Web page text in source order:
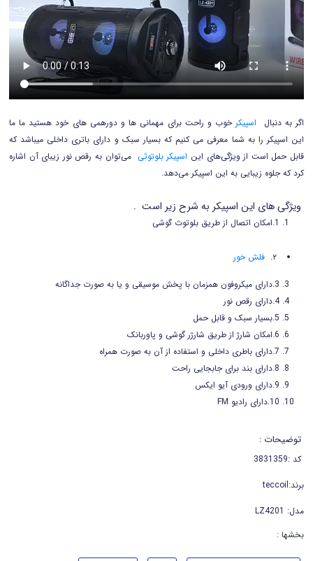
اگر به دنبال اسپیکرخوب و راحت برای مهمانی ها و دورهمی های خود هستید ما ما
این اسپیکر را به شما معرفی می کنیم که بسیار سبک و دارای باتری داخلی میباشد که
قابل حمل است از ویژگی‌های این اسپیکر بلوتوثی می‌توان به رقص نور زیبای آن اشاره
کرد که جلوه زیبایی به این اسپیکر می‌دهد.
ویژگی های این اسپیکر به شرح زیر است .
1.امکان اتصال از طریق بلوتوث گوشی
فلش خور
3.دارای میکروفون همزمان با پخش موسیقی و یا به صورت جداگانه
4.دارای رقص نور
5.بسیار سبک و قابل حمل
6.امکان شارژ از طریق شارژر گوشی و پاوربانک
7.دارای باطری داخلی و استفاده از آن به صورت همراه
8.دارای بند برای جابجایی راحت
9.دارای ورودی آیو ایکس
10.دارای رادیو FM
توضیحات :
کد :3831359
برند:teccoil
مدل: LZ4201
بخشها :